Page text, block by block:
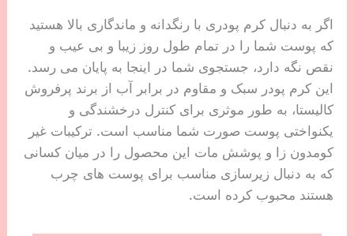
اگر به دنبال کرم پودری با رنگدانه و ماندگاری بالا هستید
که پوست شما را در تمام طول روز زیبا و بی عیب و
نقص نگه دارد، جستجوی شما در اینجا به پایان می رسد.
این کرم پودر سبک و مقاوم در برابر آب از برند پرفروش
کالیستا، به طور موثری برای کنترل درخشندگی و
یکنواختی پوست صورت شما مناسب است. ترکیبات غیر
کومدون زا و پوشش مات این محصول را در میان کسانی
که به دنبال زیرسازی مناسب برای پوست های چرب
هستند محبوب کرده است.